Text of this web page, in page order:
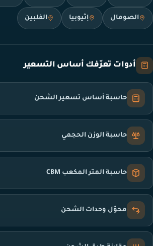
الصومال إثيوبيا الفلبين
أدوات تعرّفك أساس التسعير
حاسبة أساس تسعير الشحن
حاسبة الوزن الحجمي
حاسبة المتر المكعب CBM
محوّل وحدات الشحن